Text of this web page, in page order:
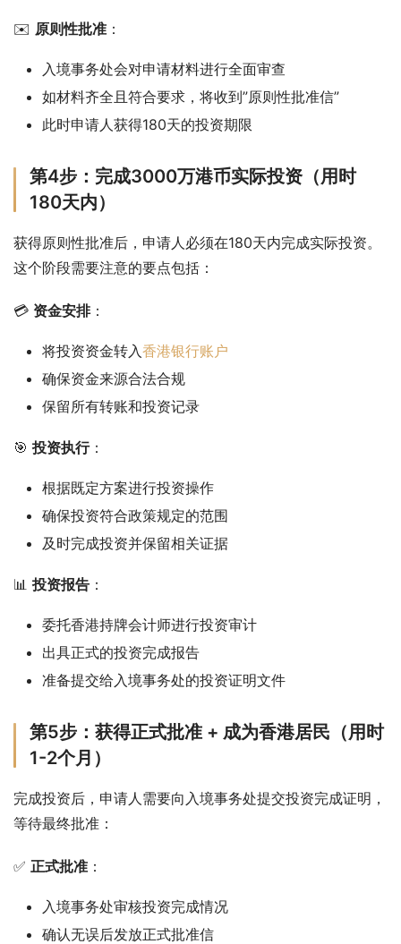
✉️ 原则性批准 ：
入境事务处会对申请材料进行全面审查
如材料齐全且符合要求，将收到”原则性批准信”
此时申请人获得180天的投资期限
第4步：完成3000万港币实际投资（用时
180天内）
获得原则性批准后，申请人必须在180天内完成实际投资。
这个阶段需要注意的要点包括：
💳 资金安排：
将投资资金转入香港银行账户
确保资金来源合法合规
保留所有转账和投资记录
🎯 投资执行：
根据既定方案进行投资操作
确保投资符合政策规定的范围
及时完成投资并保留相关证据
📊 投资报告 ：
委托香港持牌会计师进行投资审计
出具正式的投资完成报告
准备提交给入境事务处的投资证明文件
第5步：获得正式批准 + 成为香港居民（用时
1-2个月）
完成投资后，申请人需要向入境事务处提交投资完成证明，
等待最终批准：
✅ 正式批准 ：
入境事务处审核投资完成情况
确认无误后发放正式批准信